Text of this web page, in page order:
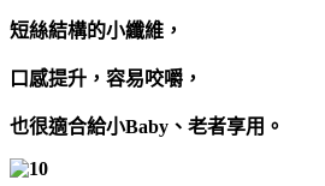
短絲結構的小纖維，
口感提升，容易咬嚼，
也很適合給小Baby、老者享用。